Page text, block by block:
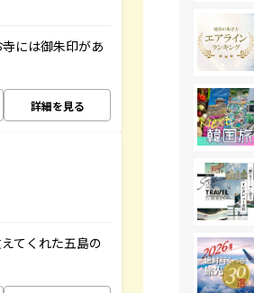
には御朱印があ
詳細を見る
てくれた五島の